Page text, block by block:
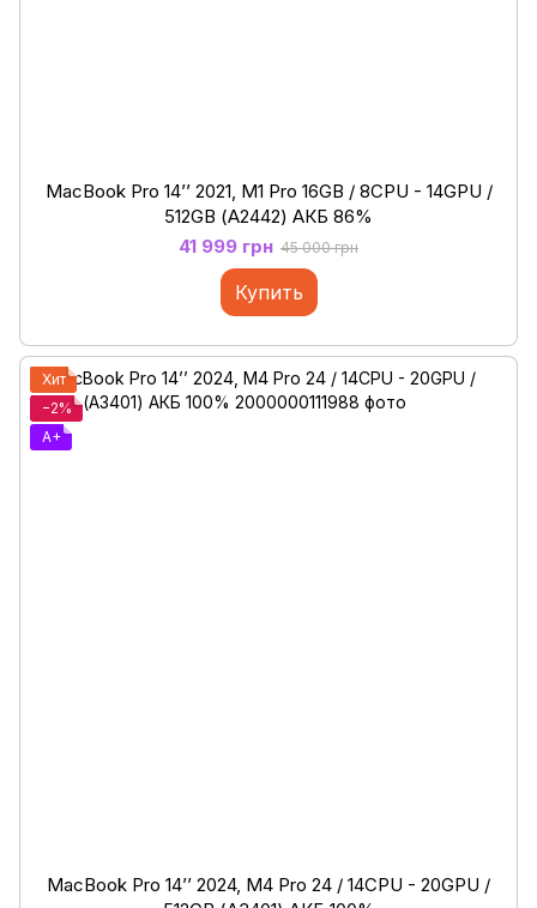
MacBook Pro 14’’ 2021, M1 Pro 16GB / 8CPU - 14GPU /
512GB (А2442) АКБ 86%
41 999 грн 45 000 грн
Купить
Хит
−2%
A+
MacBook Pro 14’’ 2024, M4 Pro 24 / 14CPU - 20GPU /